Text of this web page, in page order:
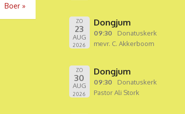
Boer »
ZO
23
AUG
2026
Dongjum
09:30
Donatuskerk
mevr. C. Akkerboom
ZO
30
AUG
2026
Dongjum
09:30
Donatuskerk
Pastor Ali Stork